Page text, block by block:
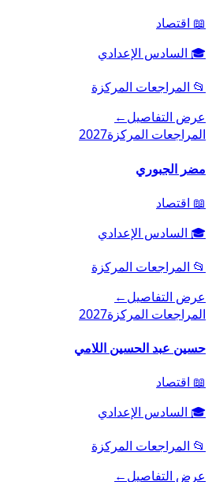
📖 اقتصاد
🎓 السادس الإعدادي
📂 المراجعات المركزة
عرض التفاصيل←
المراجعات المركزة2027
مضر الجبوري
📖 اقتصاد
🎓 السادس الإعدادي
📂 المراجعات المركزة
عرض التفاصيل←
المراجعات المركزة2027
حسين عبد الحسين اللامي
📖 اقتصاد
🎓 السادس الإعدادي
📂 المراجعات المركزة
عرض التفاصيل←